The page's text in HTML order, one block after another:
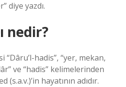
diye yazdı.
nedir?
hadis”, “yer, mekan,
ve “hadis” kelimelerinden
hayatının adıdır.